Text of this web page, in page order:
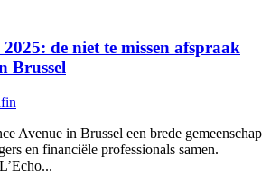
de niet te missen afspraak
Brussel
Avenue in Brussel een brede gemeenschap
en financiële professionals samen.